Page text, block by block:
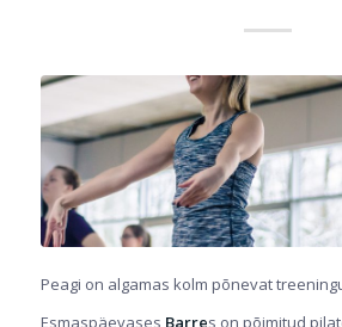
Peagi on algamas kolm põnevat